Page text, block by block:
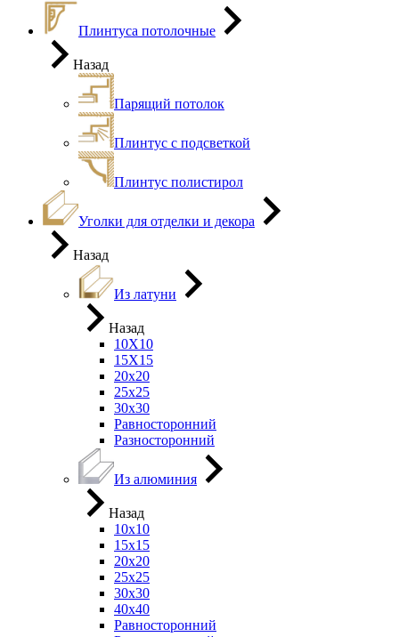
Плинтуса потолочные
Назад
Парящий потолок
Плинтус с подсветкой
Плинтус полистирол
Уголки для отделки и декора
Назад
Из латуни
Назад
10Х10
15Х15
20х20
25х25
30х30
Равносторонний
Разносторонний
Из алюминия
Назад
10х10
15х15
20х20
25х25
30х30
40х40
Равносторонний